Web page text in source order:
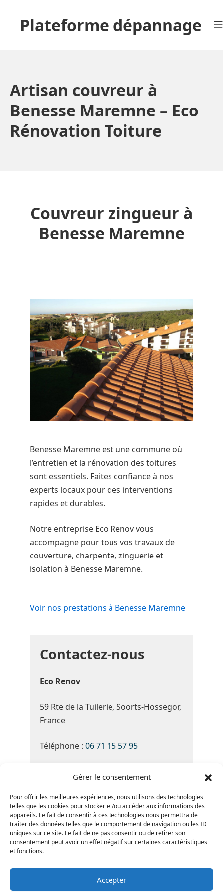
Gérer le consentement
Pour offrir les meilleures expériences, nous utilisons des technologies
telles que les cookies pour stocker et/ou accéder aux informations des
appareils. Le fait de consentir à ces technologies nous permettra de
traiter des données telles que le comportement de navigation ou les ID
uniques sur ce site. Le fait de ne pas consentir ou de retirer son
consentement peut avoir un effet négatif sur certaines caractéristiques
et fonctions.
Accepter
contenuPlateforme dépannage
Artisan couvreur à
Benesse Maremne – Eco
Rénovation Toiture
Couvreur zingueur à
Benesse Maremne
Benesse Maremne est une commune où
l’entretien et la rénovation des toitures
sont essentiels. Faites confiance à nos
experts locaux pour des interventions
rapides et durables.
Notre entreprise Eco Renov vous
accompagne pour tous vos travaux de
couverture, charpente, zinguerie et
isolation à Benesse Maremne.
Voir nos prestations à Benesse Maremne
Contactez-nous
Eco Renov
59 Rte de la Tuilerie, Soorts-Hossegor,
France
Téléphone : 06 71 15 57 95
Du Lundi au Samedi de 8h30 à 19h30
Note Google :4.8 ★★★★★(basé sur
34 avis)